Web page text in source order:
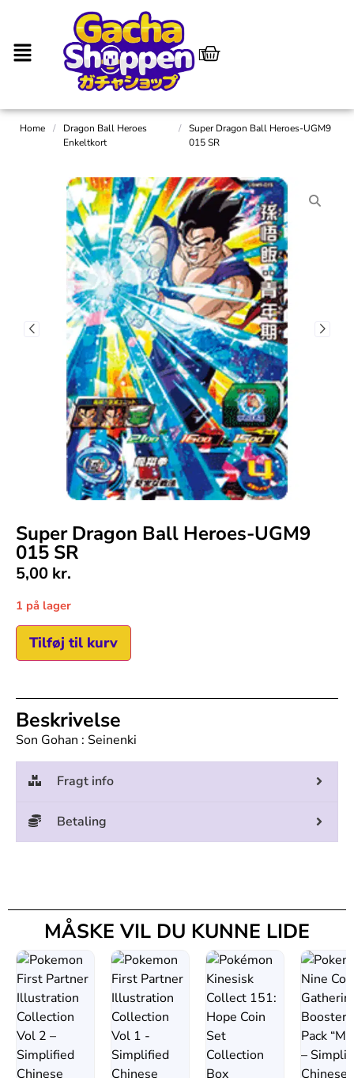
Home /
Dragon Ball Heroes
Enkeltkort
/
Super Dragon Ball Heroes-UGM9
015 SR
Super Dragon Ball Heroes-UGM9
015 SR
5,00 kr.
1 på lager
Tilføj til kurv
Beskrivelse
Son Gohan : Seinenki
Fragt info
Betaling
MÅSKE VIL DU KUNNE LIDE